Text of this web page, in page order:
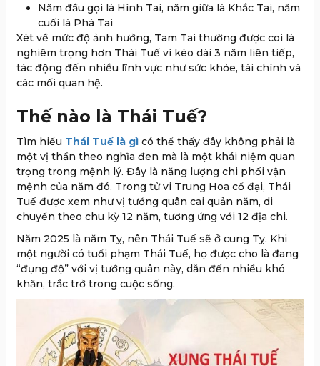
Năm đầu gọi là Hình Tai, năm giữa là Khắc Tai, năm
cuối là Phá Tai
Xét về mức độ ảnh hưởng, Tam Tai thường được coi là
nghiêm trọng hơn Thái Tuế vì kéo dài 3 năm liên tiếp,
tác động đến nhiều lĩnh vực như sức khỏe, tài chính và
các mối quan hệ.
Thế nào là Thái Tuế?
Tìm hiểu Thái Tuế là gì có thể thấy đây không phải là
một vị thần theo nghĩa đen mà là một khái niệm quan
trọng trong mệnh lý. Đây là năng lượng chi phối vận
mệnh của năm đó. Trong tử vi Trung Hoa cổ đại, Thái
Tuế được xem như vị tướng quân cai quản năm, di
chuyển theo chu kỳ 12 năm, tương ứng với 12 địa chi.
Năm 2025 là năm Tỵ, nên Thái Tuế sẽ ở cung Tỵ. Khi
một người có tuổi phạm Thái Tuế, họ được cho là đang
“đụng độ” với vị tướng quân này, dẫn đến nhiều khó
khăn, trắc trở trong cuộc sống.